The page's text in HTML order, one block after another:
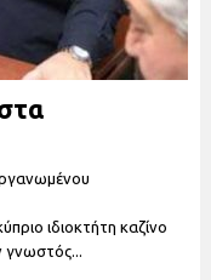
ιδιοκτήτη καζίνο
γνωστός...